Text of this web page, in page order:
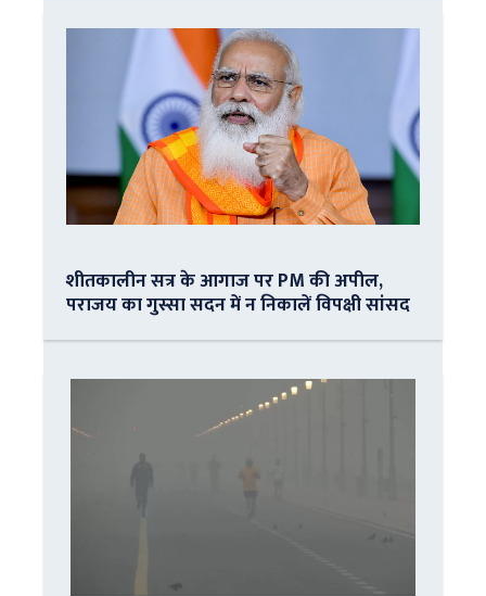
शीतकालीन सत्र के आगाज पर PM की अपील,
पराजय का गुस्सा सदन में न निकालें विपक्षी सांसद